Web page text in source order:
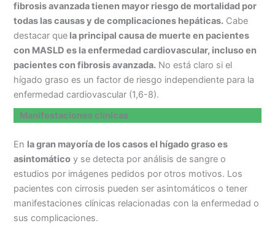
fibrosis avanzada tienen mayor riesgo de mortalidad por
todas las causas y de complicaciones hepáticas. Cabe
destacar que la principal causa de muerte en pacientes
con MASLD es la enfermedad cardiovascular, incluso en
pacientes con fibrosis avanzada. No está claro si el
hígado graso es un factor de riesgo independiente para la
enfermedad cardiovascular (1,6-8).
Manifestaciones clínicas
En la gran mayoría de los casos el hígado graso es
asintomático y se detecta por análisis de sangre o
estudios por imágenes pedidos por otros motivos. Los
pacientes con cirrosis pueden ser asintomáticos o tener
manifestaciones clínicas relacionadas con la enfermedad o
sus complicaciones.